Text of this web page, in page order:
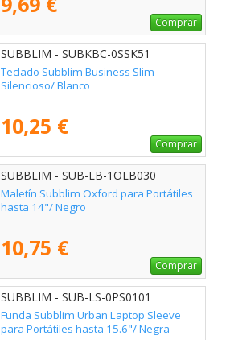
Comprar
SUBBLIM - SUBKBC-0SSK51
Teclado Subblim Business Slim
Silencioso/ Blanco
10,25 €
Comprar
SUBBLIM - SUB-LB-1OLB030
Maletín Subblim Oxford para Portátiles
hasta 14"/ Negro
10,75 €
Comprar
SUBBLIM - SUB-LS-0PS0101
Funda Subblim Urban Laptop Sleeve
para Portátiles hasta 15.6"/ Negra